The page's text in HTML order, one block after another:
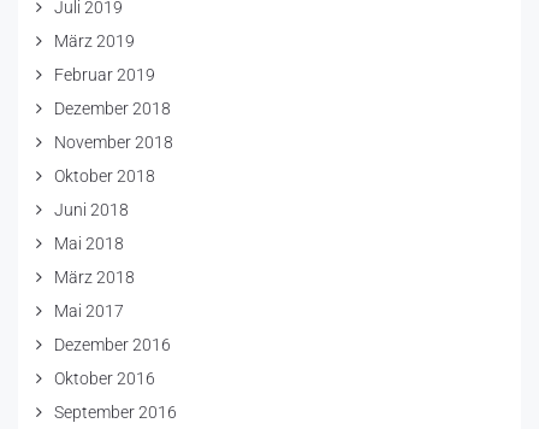
Juli 2019
März 2019
Februar 2019
Dezember 2018
November 2018
Oktober 2018
Juni 2018
Mai 2018
März 2018
Mai 2017
Dezember 2016
Oktober 2016
September 2016